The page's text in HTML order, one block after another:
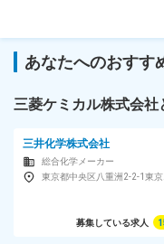
あなたへのおすす
三菱ケミカル株式会社
三井化学株式会社
総合化学メーカー
募集している求人